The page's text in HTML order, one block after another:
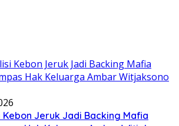
Kebon Jeruk Jadi Backing Mafia